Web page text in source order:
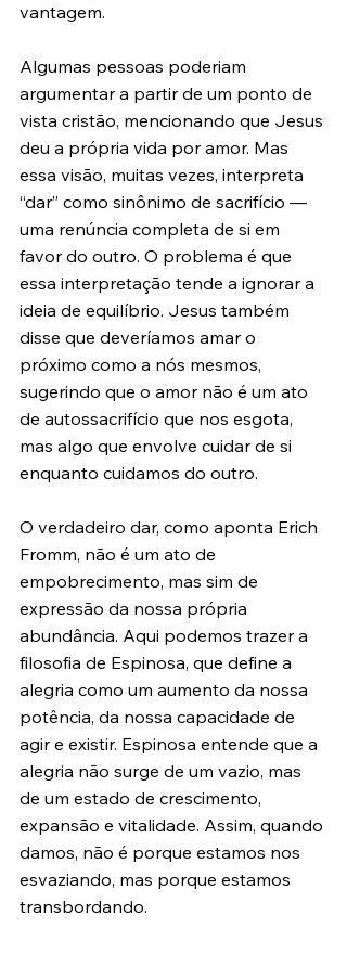
vantagem.
Algumas pessoas poderiam
argumentar a partir de um ponto de
vista cristão, mencionando que Jesus
deu a própria vida por amor. Mas
essa visão, muitas vezes, interpreta
“dar” como sinônimo de sacrifício —
uma renúncia completa de si em
favor do outro. O problema é que
essa interpretação tende a ignorar a
ideia de equilíbrio. Jesus também
disse que deveríamos amar o
próximo como a nós mesmos,
sugerindo que o amor não é um ato
de autossacrifício que nos esgota,
mas algo que envolve cuidar de si
enquanto cuidamos do outro.
O verdadeiro dar, como aponta Erich
Fromm, não é um ato de
empobrecimento, mas sim de
expressão da nossa própria
abundância. Aqui podemos trazer a
filosofia de Espinosa, que define a
alegria como um aumento da nossa
potência, da nossa capacidade de
agir e existir. Espinosa entende que a
alegria não surge de um vazio, mas
de um estado de crescimento,
expansão e vitalidade. Assim, quando
damos, não é porque estamos nos
esvaziando, mas porque estamos
transbordando.